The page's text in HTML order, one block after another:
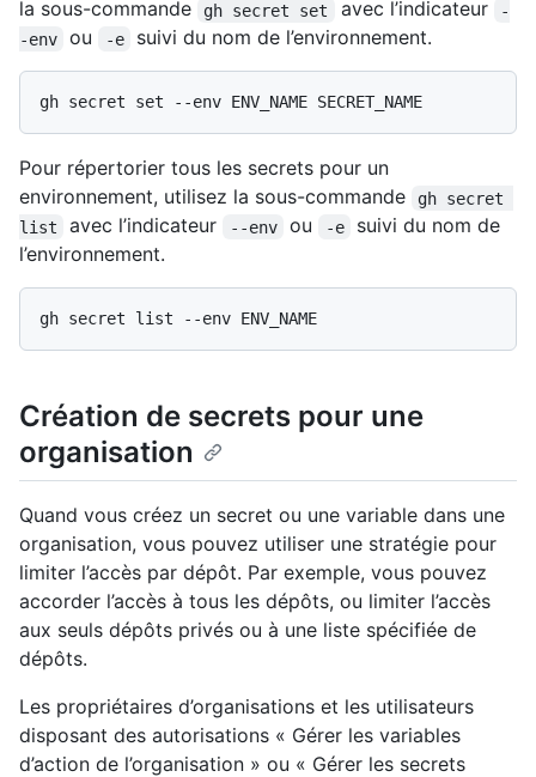
la sous-commande gh secret set avec l’indicateur
-
-env
ou -e suivi du nom de l’environnement.
Pour répertorier tous les secrets pour un
environnement, utilisez la sous-commande
gh secret
list
avec l’indicateur --env ou -e
suivi du nom de
l’environnement.
Création de secrets pour une
organisation
Quand vous créez un secret ou une variable dans une
organisation, vous pouvez utiliser une stratégie pour
limiter l’accès par dépôt. Par exemple, vous pouvez
accorder l’accès à tous les dépôts, ou limiter l’accès
aux seuls dépôts privés ou à une liste spécifiée de
dépôts.
Les propriétaires d’organisations et les utilisateurs
disposant des autorisations « Gérer les variables
d’action de l’organisation » ou « Gérer les secrets